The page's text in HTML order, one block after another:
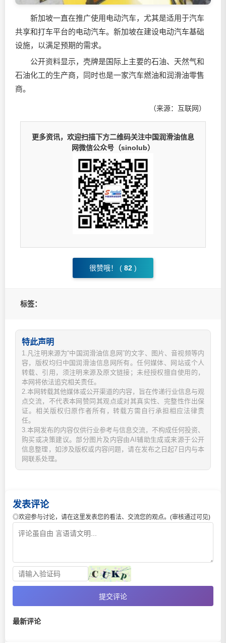
新加坡一直在推广使用电动汽车，尤其是适用于汽车
共享和打车平台的电动汽车。新加坡在建设电动汽车基础
设施，以满足预期的需求。
公开资料显示，壳牌是国际上主要的石油、天然气和
石油化工的生产商，同时也是一家汽车燃油和润滑油零售
商。
（来源：互联网）
更多资讯，欢迎扫描下方二维码关注中国润滑油信息
网微信公众号（sinolub）
很赞哦！ ( 82 )
标签：
特此声明
1.凡注明来源为“中国润滑油信息网”的文字、图片、音视频等内
容，版权均归中国润滑油信息网所有。任何媒体、网站或个人
转载、引用，须注明来源及原文链接；未经授权擅自使用的，
本网将依法追究相关责任。
2.本网转载其他媒体或公开渠道的内容，旨在传递行业信息与观
点交流，不代表本网赞同其观点或对其真实性、完整性作出保
证。相关版权归原作者所有，转载方需自行承担相应法律责
任。
3.本网发布的内容仅供行业参考与信息交流，不构成任何投资、
购买或决策建议。部分图片及内容由AI辅助生成或来源于公开
信息整理，如涉及版权或内容问题，请在发布之日起7日内与本
网联系处理。
发表评论
◎欢迎参与讨论，请在这里发表您的看法、交流您的观点。(审核通过可见)
提交评论
最新评论